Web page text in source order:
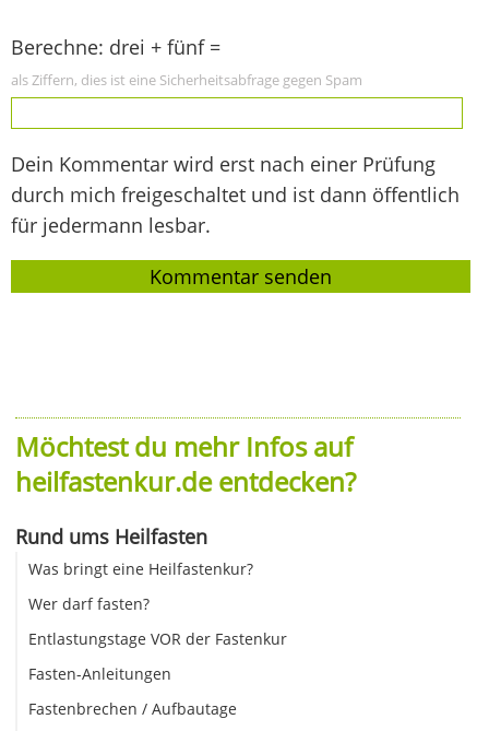
Berechne: drei + fünf =
als Ziffern, dies ist eine Sicherheitsabfrage gegen Spam
Dein Kommentar wird erst nach einer Prüfung
durch mich freigeschaltet und ist dann öffentlich
für jedermann lesbar.
Möchtest du mehr Infos auf
heilfastenkur.de entdecken?
Rund ums Heilfasten
Was bringt eine Heilfastenkur?
Wer darf fasten?
Entlastungstage VOR der Fastenkur
Fasten-Anleitungen
Fastenbrechen / Aufbautage